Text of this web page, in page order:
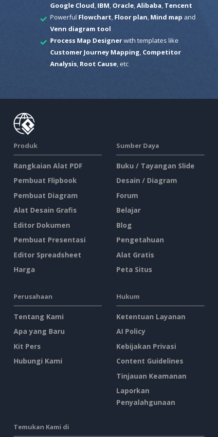
Google Cloud IBM Oracle, Alibaba Tencent
Powerful Flowchart Floor plan Mind map and
Venn diagram tool
Process Map Designerwith templates like
Customer Journey Mapping Competitor
Analysis, Root Cause, etc
Produk
Rangkaian Alat PDF
Pembuat Flipbook
Pembuat Diagram
Alat Desain Grafis
Editor Dokumen
Pembuat Presentasi
Editor Spreadsheet
Harga
Sumber Daya
Buku / Tayangan Slide
Desain / Diagram
Forum
Belajar
Blog
Pengetahuan
Alat Gratis
Peta Situs
Perusahaan
Tentang Kami
Apa yang Baru
Kit Pers
Hubungi Kami
Hukum
Ketentuan Layanan
AI Policy
Kebijakan Privasi
Content Guidelines
Tinjauan Keamanan
Laporkan
Penyalahgunaan
Temukan Kami di